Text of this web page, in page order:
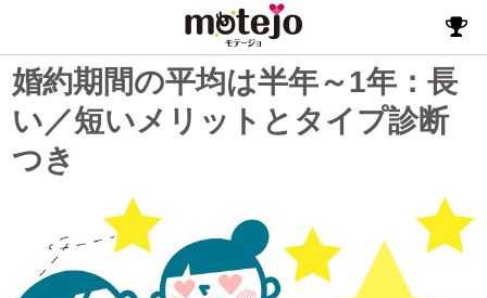
婚約期間の平均は半年～1年：長
い／短いメリットとタイプ診断
つき